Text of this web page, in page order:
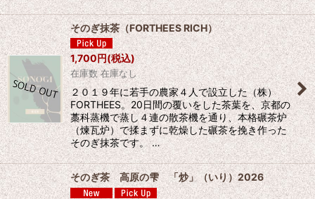
そのぎ抹茶（FORTHEES RICH）
1,700円(税込)
在庫数 在庫なし
２０１９年に若手の農家４人で設立した（株）
FORTHEES。20日間の覆いをした茶葉を、京都の
藁科蒸機で蒸し４連の散茶機を通り、本格碾茶炉
（煉瓦炉）で揉まずに乾燥した碾茶を挽き作った
そのぎ抹茶です。 …
そのぎ茶 高原の雫 「炒」（いり）2026